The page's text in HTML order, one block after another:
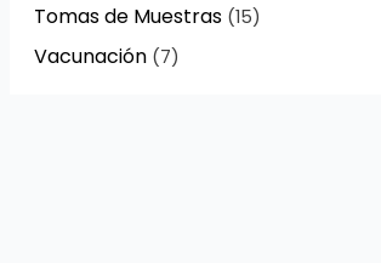
Tomas de Muestras(15)
Vacunación(7)